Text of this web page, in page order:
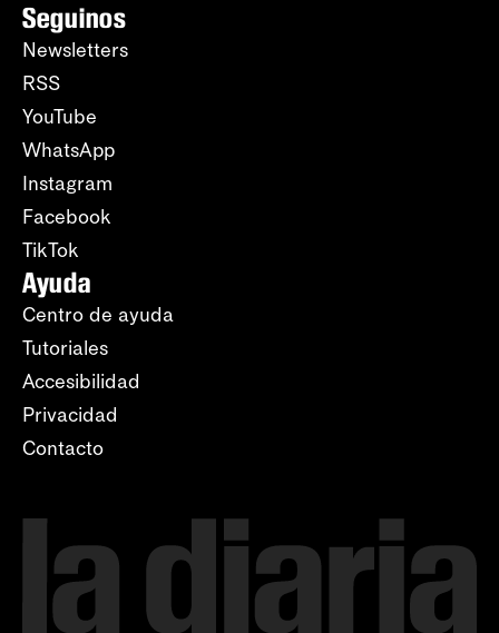
Seguinos
Newsletters
RSS
YouTube
WhatsApp
Instagram
Facebook
TikTok
Ayuda
Centro de ayuda
Tutoriales
Accesibilidad
Privacidad
Contacto